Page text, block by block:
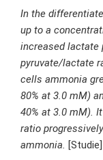
In the
up to a
increased lactate
pyruvate/lactate
cells ammonia
80% at 3.0 mM)
40% at 3.0 mM).
ratio
ammonia. [Studie]